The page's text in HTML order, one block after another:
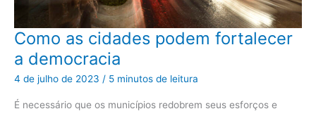
Como as cidades podem fortalecer
a democracia
4 de julho de 2023 / 5 minutos de leitura
É necessário que os municípios redobrem seus esforços e
Como
as
podem
fortalecer
a
democracia